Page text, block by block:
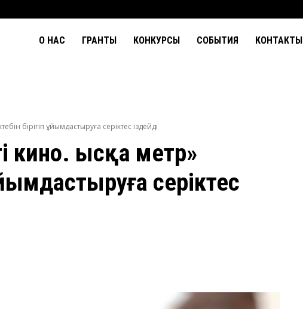
О НАС ГРАНТЫ КОНКУРСЫ СОБЫТИЯ КОНТАКТЫ
бірігіп ұйымдастыруға серіктес іздейді
кино. Қысқа метр»
серіктес